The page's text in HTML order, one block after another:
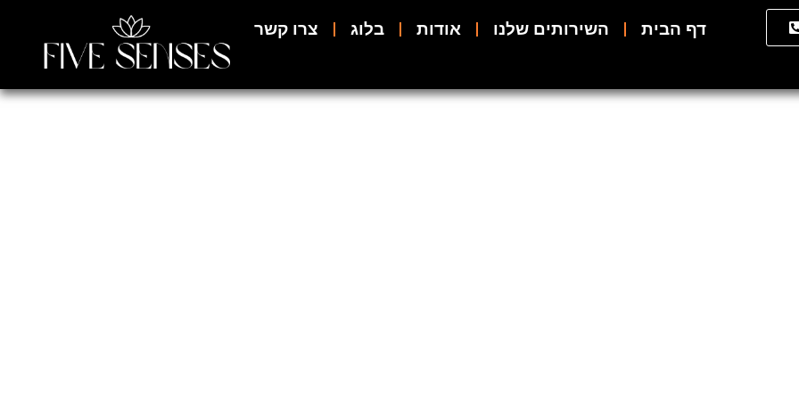
דף הבית השירותים שלנו אודות בלוג צרו קשר